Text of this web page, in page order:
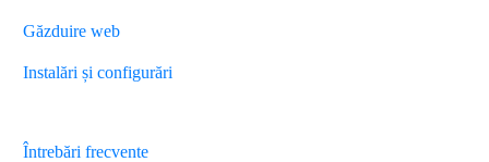
Găzduire web
Instalări și configurări
Întrebări frecvente